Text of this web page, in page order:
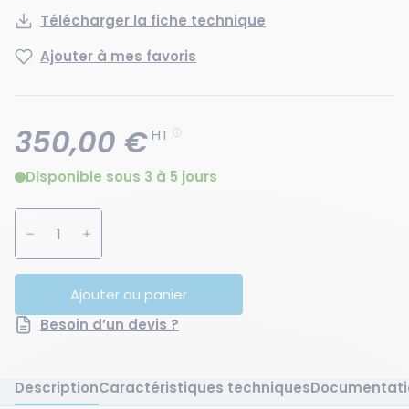
Télécharger la fiche technique
Ajouter à mes favoris
350,00 €HT
Disponible sous 3 à 5 jours
Augmenter la quantité
Ajouter au panier
Besoin d’un devis ?
DescriptionCaractéristiques techniques